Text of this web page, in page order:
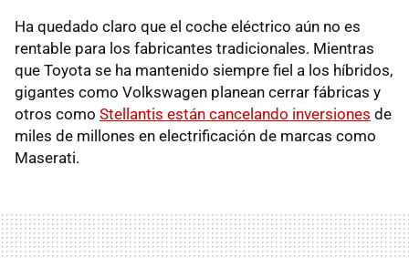
Ha quedado claro que el coche eléctrico aún no es
rentable para los fabricantes tradicionales. Mientras
que Toyota se ha mantenido siempre fiel a los híbridos,
gigantes como Volkswagen planean cerrar fábricas y
otros como Stellantis están cancelando inversiones de
miles de millones en electrificación de marcas como
Maserati.